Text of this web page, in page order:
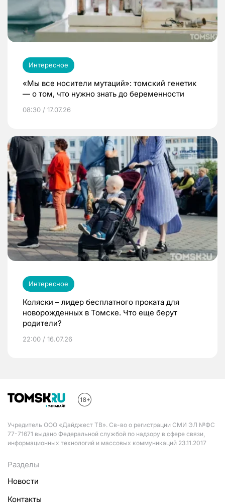
Интересное
«Мы все носители мутаций»: томский генетик
— о том, что нужно знать до беременности
08:30 / 17.07.26
Интересное
Коляски – лидер бесплатного проката для
новорожденных в Томске. Что еще берут
родители?
22:00 / 16.07.26
Учредитель ООО «Дайджест ТВ». Св-во о регистрации СМИ ЭЛ №ФС
77-71671 выдано Федеральной службой по надзору в сфере связи,
информационных технологий и массовых коммуникаций 23.11.2017
Разделы
Новости
Контакты